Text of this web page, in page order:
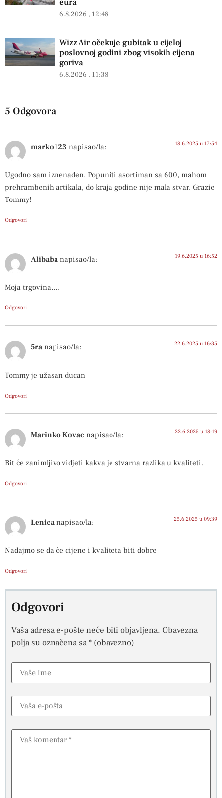
eura
6.8.2026 12:48
Wizz Air očekuje gubitak u cijeloj
poslovnoj godini zbog visokih cijena
goriva
6.8.2026 11:38
5 Odgovora
marko123 napisao/la: 18.6.2025 u 17:54
Ugodno sam iznenađen. Popuniti asortiman sa 600, mahom
prehrambenih artikala, do kraja godine nije mala stvar. Grazie
Tommy!
Odgovori
Alibaba napisao/la: 19.6.2025 u 16:52
Moja trgovina….
Odgovori
5ra napisao/la: 22.6.2025 u 16:35
Tommy je užasan ducan
Odgovori
Marinko Kovac napisao/la: 22.6.2025 u 18:19
Bit će zanimljivo vidjeti kakva je stvarna razlika u kvaliteti.
Odgovori
Lenica napisao/la: 25.6.2025 u 09:39
Nadajmo se da će cijene i kvaliteta biti dobre
Odgovori
Odgovori
Vaša adresa e-pošte neće biti objavljena. Obavezna
polja su označena sa* (obavezno)